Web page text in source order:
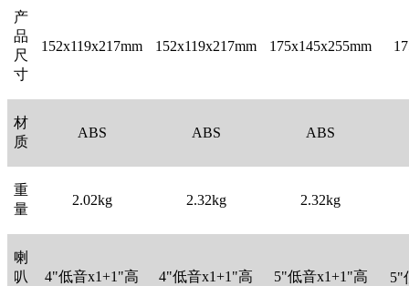
产
品
尺
寸
152x119x217mm 152x119x217mm 175x145x255mm
材
质
ABS ABS ABS
重
量
2.02kg 2.32kg 2.32kg
喇
叭
4"低音x1+1"高
4"低音x1+1"高
5"低音x1+1"高
5"